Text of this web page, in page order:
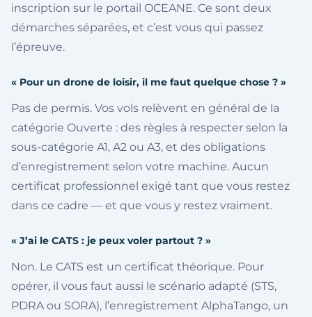
inscription sur le portail OCEANE. Ce sont deux
démarches séparées, et c’est vous qui passez
l’épreuve.
« Pour un drone de loisir, il me faut quelque chose ? »
Pas de permis. Vos vols relèvent en général de la
catégorie Ouverte : des règles à respecter selon la
sous-catégorie A1, A2 ou A3, et des obligations
d’enregistrement selon votre machine. Aucun
certificat professionnel exigé tant que vous restez
dans ce cadre — et que vous y restez vraiment.
« J’ai le CATS : je peux voler partout ? »
Non. Le CATS est un certificat théorique. Pour
opérer, il vous faut aussi le scénario adapté (STS,
PDRA ou SORA), l’enregistrement AlphaTango, un